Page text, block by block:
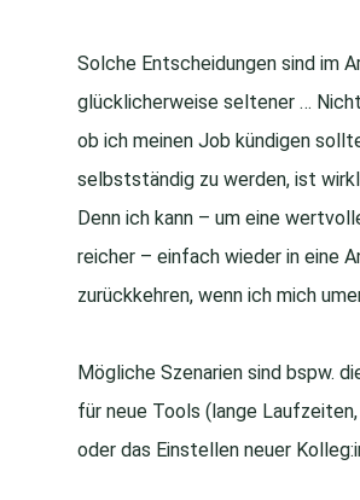
Solche Entscheidungen sind im
glücklicherweise seltener …
ob ich meinen Job kündigen
selbstständig zu werden, ist
Denn ich kann – um eine
reicher – einfach wieder in eine
zurückkehren, wenn ich mich
Mögliche Szenarien sind bspw.
für neue Tools (lange
oder das Einstellen neuer